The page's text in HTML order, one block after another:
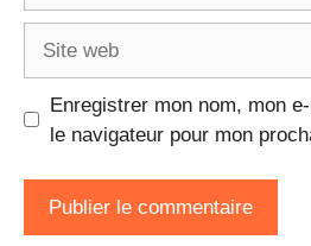
Enregistrer mon nom, mon
le navigateur pour mon